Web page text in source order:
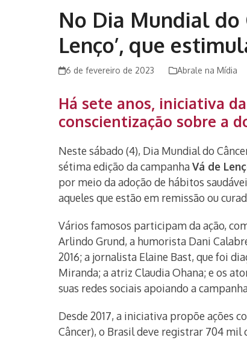
No Dia Mundial do
Lenço’, que
6 de fevereiro de 2023 Abrale na Mídia
Há sete anos, iniciativa
conscientização sobre a
Neste sábado (4), Dia Mundial do
sétima edição da campanhaVá de
por meio da adoção de hábitos
aqueles que estão em remissão ou
Vários famosos participam da ação,
Arlindo Grund, a humorista Dani
2016; a jornalista Elaine Bast, que foi
Miranda; a atriz Claudia Ohana; e os
suas redes sociais apoiando a
Desde 2017, a iniciativa propõe ações
Câncer), o Brasil deve registrar 704 mil